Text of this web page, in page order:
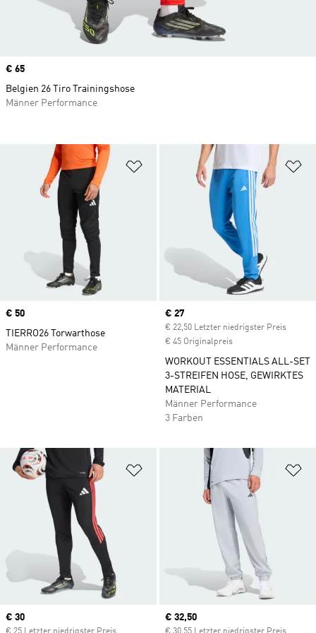
Zur Wunschliste hinzufügen
Price
€ 50
TIERRO26 Torwarthose
Männer Performance
Current price
€ 27
€ 22,50 Letzter niedrigster Preis
€ 45 Originalpreis
WORKOUT ESSENTIALS ALL-SET
3-STREIFEN HOSE, GEWIRKTES
MATERIAL
Männer Performance
3 Farben
Zur Wunschliste hinzufügen
Current price
€ 30 Current price
€ 32,50
Price
€ 65
Belgien 26 Tiro Trainingshose
Männer Performance